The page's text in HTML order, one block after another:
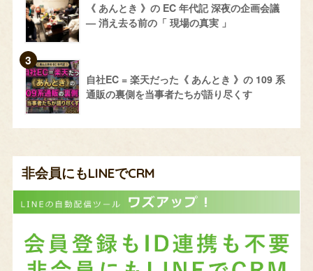
《 あんとき 》の EC 年代記 深夜の企画会議
— 消え去る前の「 現場の真実 」
自社EC = 楽天だった《 あんとき 》の 109 系
通販の裏側を当事者たちが語り尽くす
非会員にもLINEでCRM